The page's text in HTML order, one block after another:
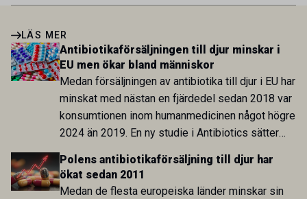
LÄS MER
Antibiotikaförsäljningen till djur minskar i
EU men ökar bland människor
Medan försäljningen av antibiotika till djur i EU har
minskat med nästan en fjärdedel sedan 2018 var
konsumtionen inom humanmedicinen något högre
2024 än 2019. En ny studie i Antibiotics sätter
utvecklingen inom de båda sektorerna sida vid
sida och pekar på en obalans i EU:s One Health-
arbete.
Polens antibiotikaförsäljning till djur har
ökat sedan 2011
Medan de flesta europeiska länder minskar sin